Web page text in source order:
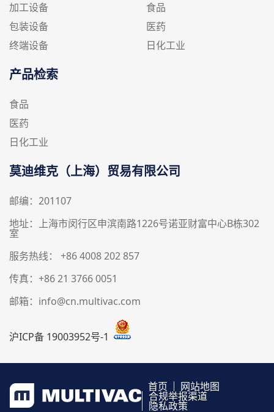
加工设备
包装设备
终端设备
食品
医药
日化工业
产品检索
食品
医药
日化工业
莫迪维克（上海）贸易有限公司
邮编：201107
地址：上海市闵行区申滨南路1226号诺亚财富中心B栋302
室
服务热线： +86 4008 202 857
传真：+86 21 3766 0051
邮箱：info@cn.multivac.com
沪ICP备 19003952号-1
首页 网站地图
合规举报渠道
隐私政策